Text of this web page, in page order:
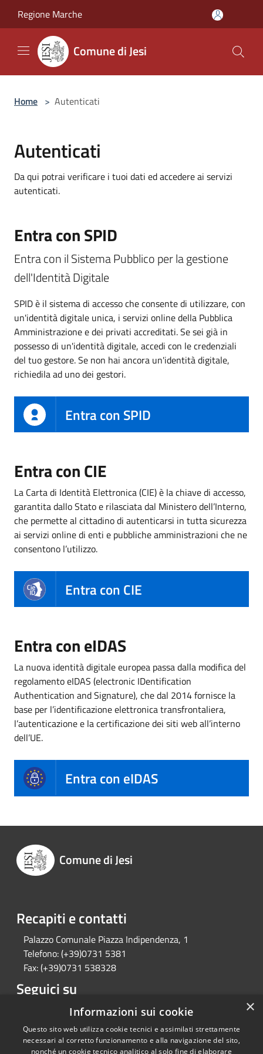
Regione Marche
Comune di Jesi
Home > Autenticati
Autenticati
Da qui potrai verificare i tuoi dati ed accedere ai servizi
autenticati.
Entra con SPID
Entra con il Sistema Pubblico per la gestione
dell'Identità Digitale
SPID è il sistema di accesso che consente di utilizzare, con
un'identità digitale unica, i servizi online della Pubblica
Amministrazione e dei privati accreditati. Se sei già in
possesso di un'identità digitale, accedi con le credenziali
del tuo gestore. Se non hai ancora un'identità digitale,
richiedila ad uno dei gestori.
Entra con SPID
Entra con CIE
La Carta di Identità Elettronica (CIE) è la chiave di accesso,
garantita dallo Stato e rilasciata dal Ministero dell’Interno,
che permette al cittadino di autenticarsi in tutta sicurezza
ai servizi online di enti e pubbliche amministrazioni che ne
consentono l’utilizzo.
Entra con CIE
Entra con eIDAS
La nuova identità digitale europea passa dalla modifica del
regolamento eIDAS (electronic IDentification
Authentication and Signature), che dal 2014 fornisce la
base per l’identificazione elettronica transfrontaliera,
l’autenticazione e la certificazione dei siti web all’interno
dell’UE.
Entra con eIDAS
Comune di Jesi
Recapiti e contatti
Palazzo Comunale Piazza Indipendenza, 1
Telefono:(+39)0731 5381
Fax:(+39)0731 538328
Seguici su
FacebookTwitterInstagramTelegram ×
Informazioni sui cookie
Questo sito web utilizza cookie tecnici e assimilati strettamente
necessari al corretto funzionamento e alla navigazione del sito,
nonché un cookie tecnico analitico al solo fine di elaborare